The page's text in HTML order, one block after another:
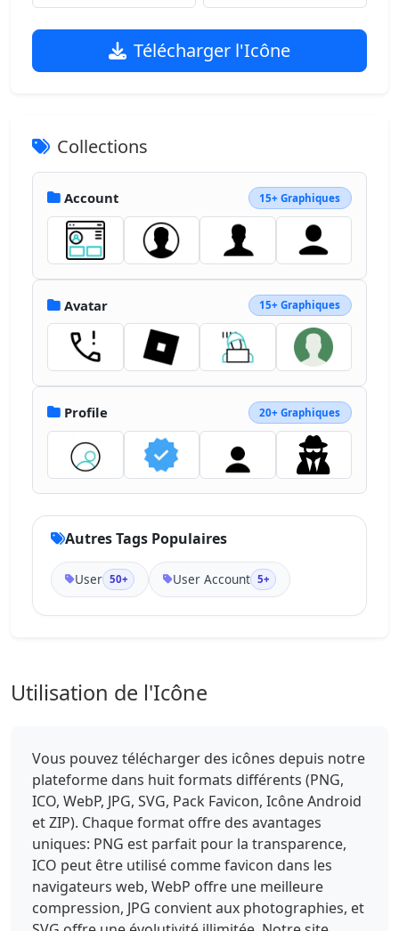
Télécharger l'Icône
Collections
Account 15+ Graphiques
Avatar 15+ Graphiques
Profile 20+ Graphiques
Autres Tags Populaires
User 50+ User Account 5+
Utilisation de l'Icône
Vous pouvez télécharger des icônes depuis notre
plateforme dans huit formats différents (PNG,
ICO, WebP, JPG, SVG, Pack Favicon, Icône Android
et ZIP). Chaque format offre des avantages
uniques: PNG est parfait pour la transparence,
ICO peut être utilisé comme favicon dans les
navigateurs web, WebP offre une meilleure
compression, JPG convient aux photographies, et